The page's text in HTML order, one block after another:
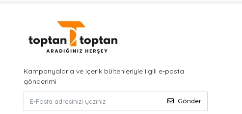
Kampanyalarla ve içerik bültenleriyle ilgili e-posta
gönderimi
Gönder